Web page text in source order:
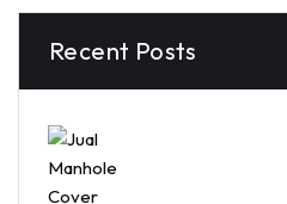
Recent Posts